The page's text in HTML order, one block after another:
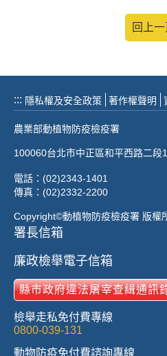
回上一
::: 隱私權及安全政策 著作權聲明
農業部動植物防疫檢疫署
100060台北市中正區和平西路二段
電話：(02)2343-1401
傳真：(02)2332-2200
Copyright©動植物防疫檢疫署 版權
署長信箱
廉政檢舉電子信箱
縣市政府違法屠宰查緝通訊
檢舉走私免付費專線
0800-039-131
動物防疫免付費諮詢專線